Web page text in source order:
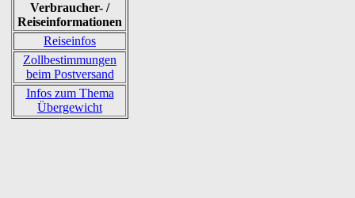
Verbraucher- /
Reiseinformationen
Reiseinfos
Zollbestimmungen
beim Postversand
Infos zum Thema
Übergewicht